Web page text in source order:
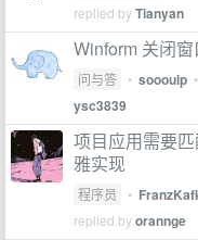
replied byTianyan
Winform 关闭窗
问与答 • soooulp •
ysc3839
项目应用需要
雅实现
程序员 •
replied byorannge